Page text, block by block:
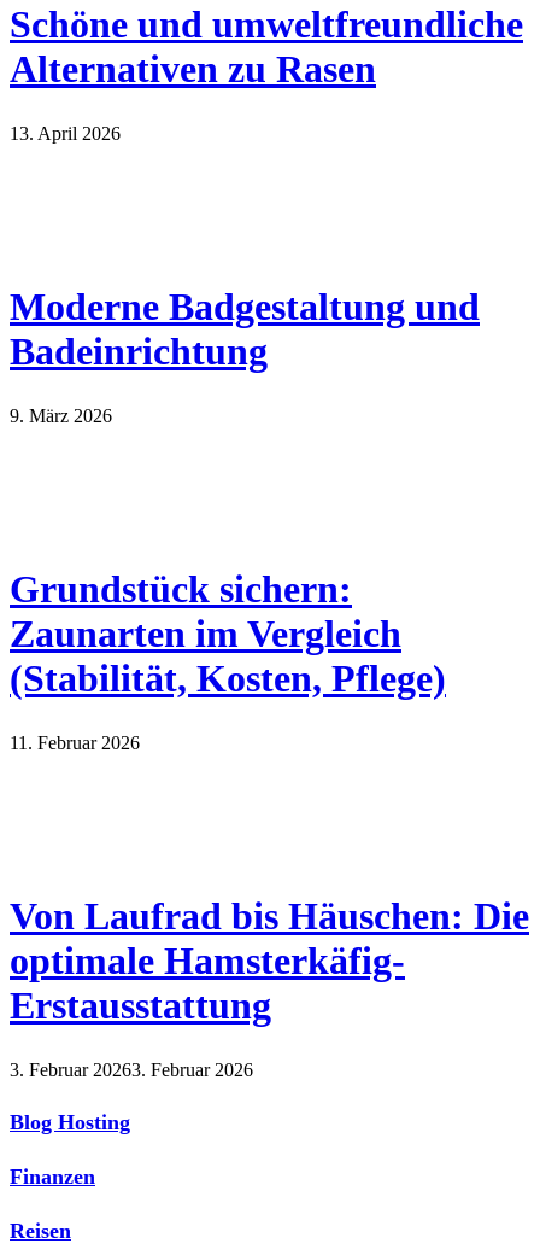
Schöne und umweltfreundliche
Alternativen zu Rasen
13. April 2026
Moderne Badgestaltung und
Badeinrichtung
9. März 2026
Grundstück sichern:
Zaunarten im Vergleich
(Stabilität, Kosten, Pflege)
11. Februar 2026
Von Laufrad bis Häuschen: Die
optimale Hamsterkäfig-
Erstausstattung
3. Februar 20263. Februar 2026
Blog Hosting
Finanzen
Reisen